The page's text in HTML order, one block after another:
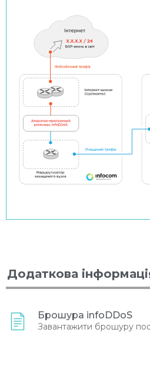
Додаткова
Брошура infoDDoS
Завантажити брошуру